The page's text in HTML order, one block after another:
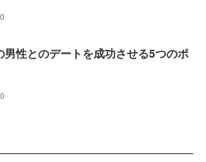
男性とのデートを成功させる5つのポ